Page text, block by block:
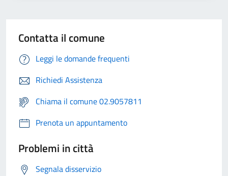
Contatta il comune
Leggi le domande frequenti
Richiedi Assistenza
Chiama il comune 02.9057811
Prenota un appuntamento
Problemi in città
Segnala disservizio